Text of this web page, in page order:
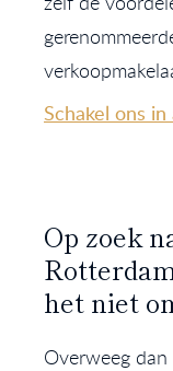
Schakel ons
Op zoek
het niet
Overweeg